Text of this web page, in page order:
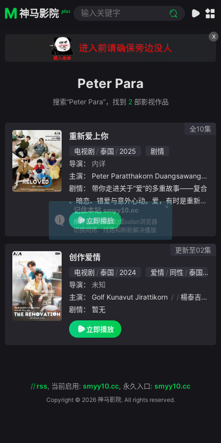
神马影院 plus
X
Peter Para
搜索“Peter Para”，找到 2部影视作品
重新爱上你
电视剧 泰国 2025
剧情
导演：
内详
主演：
Peter Paratthakorn Duangsawang
剧情：
、暗恋、错爱与意外心动。爱，有时是重新开
始的勇气，有时是不知不觉的靠近。无论是家
人、朋友，还是恋人，每一种情感都值得被珍
惜。Than和Akin在生活让他们分开后再次
立即播放
全10集
创作爱情
电视剧 泰国 2024 爱情 同性 泰国
导演：
未知
主演：
Golf Kunavut Jirattikorn 楊泰吉
剧情：
暂无
立即播放
更新至02集
//rss, 当前启用: smyy10.cc, 永久入口: smyy10.cc
Copyright © 2026 神马影院. All rights reserved.
×
记住本站 smyy10.cc
推荐谷歌(高版本)或safari浏览器
切换网络、线路和刷新解决播放